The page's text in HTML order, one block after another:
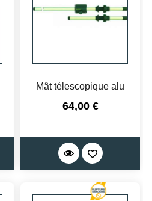
Mât télescopique alu
Prix
64,00 €